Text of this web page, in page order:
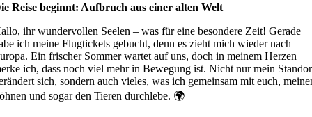
Reise beginnt: Aufbruch aus einer alten Welt
ihr wundervollen Seelen – was für eine besondere Zeit! Gerade
ich meine Flugtickets gebucht, denn es zieht mich wieder nach
Ein frischer Sommer wartet auf uns, doch in meinem Herzen
ich, dass noch viel mehr in Bewegung ist. Nicht nur mein
sich, sondern auch vieles, was ich gemeinsam mit euch,
und sogar den Tieren durchlebe. 🌍